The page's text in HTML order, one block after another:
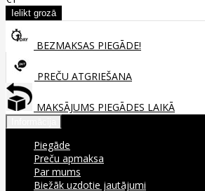
BEZMAKSAS PIEGĀDE!
PREČU ATGRIEŠANA
MAKSĀJUMS PIEGĀDES LAIKĀ
Piegāde
Preču apmaksa
Par mums
Biežāk uzdotie jautājumi